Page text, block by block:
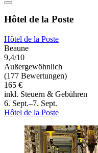
Hôtel de la Poste
Hôtel de la Poste
Beaune
9,4/10
Außergewöhnlich
(177 Bewertungen)
165 €
inkl. Steuern & Gebühren
6. Sept.–7. Sept.
Hôtel de la Poste